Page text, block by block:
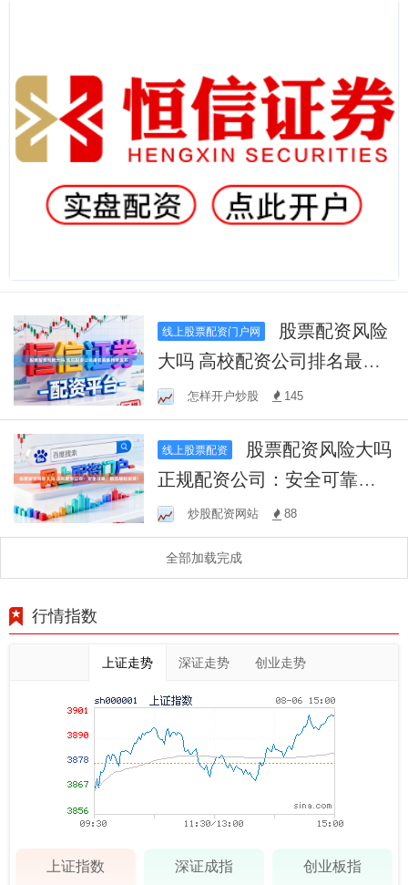
线上股票配资门户网
大吗 高校配资公司排名最新
榜单发布
怎样开户炒股 145
线上股票配资
正规配资公司：安全可靠，
助您轻松投资！
炒股配资网站 88
全部加载完成
行情指数
上证走势 深证走势 创业走势
上证指数 深证成指 创业板指